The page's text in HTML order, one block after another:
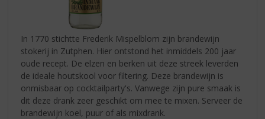
In 1770 stichtte Frederik Mispelblom zijn brandewijn
stokerij in Zutphen. Hier ontstond het inmiddels 200 jaar
oude recept. De elzen en berken uit deze streek leverden
de ideale houtskool voor filtering. Deze brandewijn is
onmisbaar op cocktailparty's. Vanwege zijn pure smaak is
dit deze drank zeer geschikt om mee te mixen. Serveer de
brandewijn koel, puur of als mixdrank.